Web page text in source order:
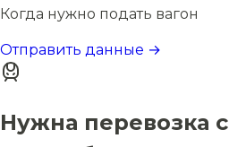
Когда нужно подать вагон
Отправить данные →
Нужна перевозка